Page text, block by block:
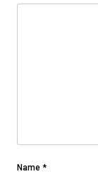
Name *